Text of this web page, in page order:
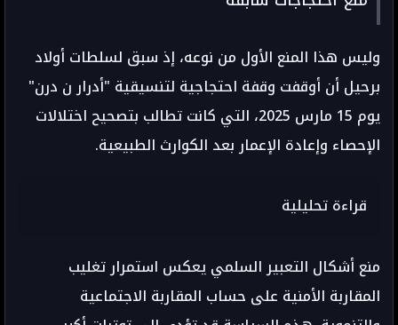
وليس هذا المنع الأول من نوعه، إذ سبق لسلطات أولاد
برحيل أن أوقفت وقفة احتجاجية لتنسيقية "أدرار ن درن"
يوم 15 مارس 2025، التي كانت تطالب بتصحيح اختلالات
الإحصاء وإعادة الإعمار بعد الكوارث الطبيعية.
قراءة تحليلية
منع أشكال التعبير السلمي يعكس استمرار تغليب
المقاربة الأمنية على حساب المقاربة الاجتماعية